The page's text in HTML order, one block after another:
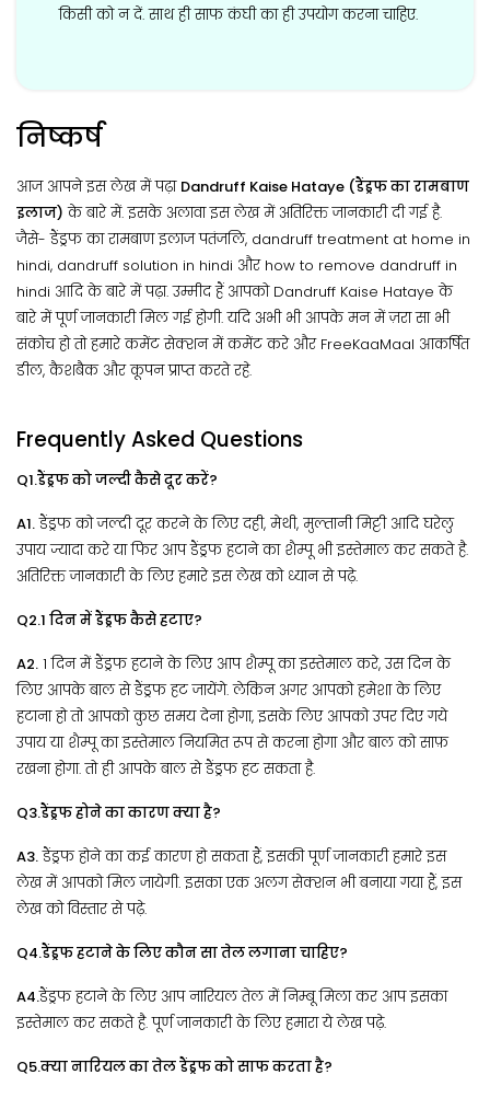
किसी को न दें. साथ ही साफ कंघी का ही उपयोग करना चाहिए.
निष्कर्ष
आज आपने इस लेख में पढ़ा Dandruff Kaise Hataye (डैंड्रफ का रामबाण
इलाज) के बारे में. इसके अलावा इस लेख में अतिरिक्त जानकारी दी गई है.
जैसे- डैंड्रफ का रामबाण इलाज पतंजलि, dandruff treatment at home in
hindi, dandruff solution in hindi और how to remove dandruff in
hindi आदि के बारे में पढ़ा. उम्मीद हैं आपको Dandruff Kaise Hataye के
बारे में पूर्ण जानकारी मिल गई होगी. यदि अभी भी आपके मन में ज़रा सा भी
संकोच हो तो हमारे कमेंट सेक्शन में कमेंट करे और FreeKaaMaal आकर्षित
डील, कैशबैक और कूपन प्राप्त करते रहे.
Frequently Asked Questions
Q1.डैंड्रफ को जल्दी कैसे दूर करें?
A1.डैंड्रफ को जल्दी दूर करने के लिए दही, मेथी, मुल्तानी मिट्टी आदि घरेलु
उपाय ज्यादा करे या फिर आप डैंड्रफ हटाने का शैम्पू भी इस्तेमाल कर सकते है.
अतिरिक्त जानकारी के लिए हमारे इस लेख को ध्यान से पढ़े.
Q2.1 दिन में डैंड्रफ कैसे हटाए?
A2. 1 दिन में डैंड्रफ हटाने के लिए आप शैम्पू का इस्तेमाल करे, उस दिन के
लिए आपके बाल से डैंड्रफ हट जायेंगे. लेकिन अगर आपको हमेशा के लिए
हटाना हो तो आपको कुछ समय देना होगा, इसके लिए आपको उपर दिए गये
उपाय या शैम्पू का इस्तेमाल नियमित रूप से करना होगा और बाल को साफ़
रखना होगा. तो ही आपके बाल से डैंड्रफ हट सकता है.
Q3.डैंड्रफ होने का कारण क्या है?
A3.डैंड्रफ होने का कई कारण हो सकता हैं, इसकी पूर्ण जानकारी हमारे इस
लेख में आपको मिल जायेगी. इसका एक अलग सेक्शन भी बनाया गया हैं, इस
लेख को विस्तार से पढ़े.
Q4.डैंड्रफ हटाने के लिए कौन सा तेल लगाना चाहिए?
A4.डैंड्रफ हटाने के लिए आप नारियल तेल में निम्बू मिला कर आप इसका
इस्तेमाल कर सकते है. पूर्ण जानकारी के लिए हमारा ये लेख पढ़े.
Q5.क्या नारियल का तेल डैंड्रफ को साफ करता है?